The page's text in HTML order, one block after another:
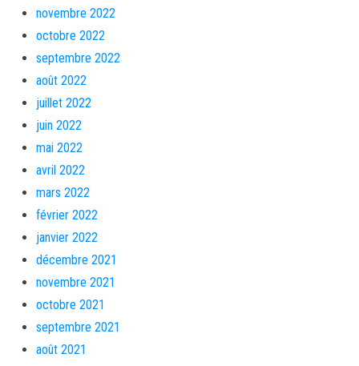
novembre 2022
octobre 2022
septembre 2022
août 2022
juillet 2022
juin 2022
mai 2022
avril 2022
mars 2022
février 2022
janvier 2022
décembre 2021
novembre 2021
octobre 2021
septembre 2021
août 2021